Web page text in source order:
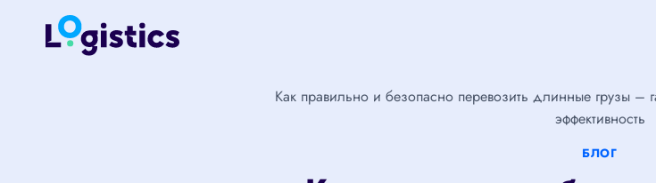
Перейти
Как правильно и безопасно перевозить длинные грузы –
эффективность
БЛОГ